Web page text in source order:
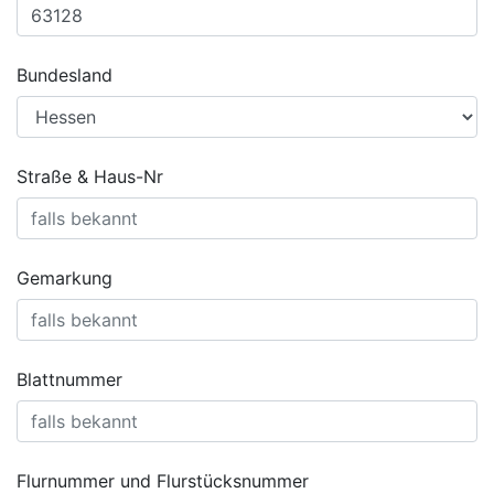
Bundesland
Straße & Haus-Nr
Gemarkung
Blattnummer
Flurnummer und Flurstücksnummer